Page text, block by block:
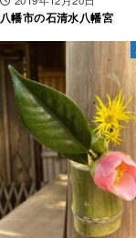
八幡市の石清水八幡宮